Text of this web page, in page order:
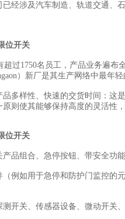
已经涉及汽车制造、轨道交通、
位开关
超过1750名员工，产品业务遍
）新厂是其生产网络中最年轻
多样性、快速的交货时间：这
则使其能够保持高度的灵活性
位开关
品组合、急停按钮、带安全功
例如用于急停和防护门监控的
开关、传感器设备、微动开关